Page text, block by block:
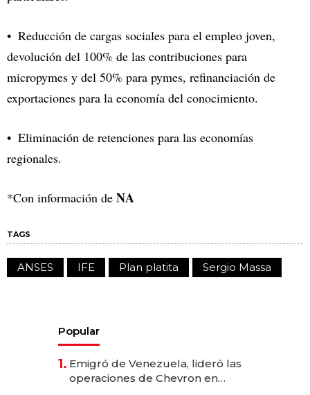
Reducción de cargas sociales para el empleo joven,
devolución del 100% de las contribuciones para
micropymes y del 50% para pymes, refinanciación de
exportaciones para la economía del conocimiento.
Eliminación de retenciones para las economías
regionales.
*Con información de NA
TAGS
ANSES IFE Plan platita Sergio Massa
Popular
1. Emigró de Venezuela, lideró las
operaciones de Chevron en